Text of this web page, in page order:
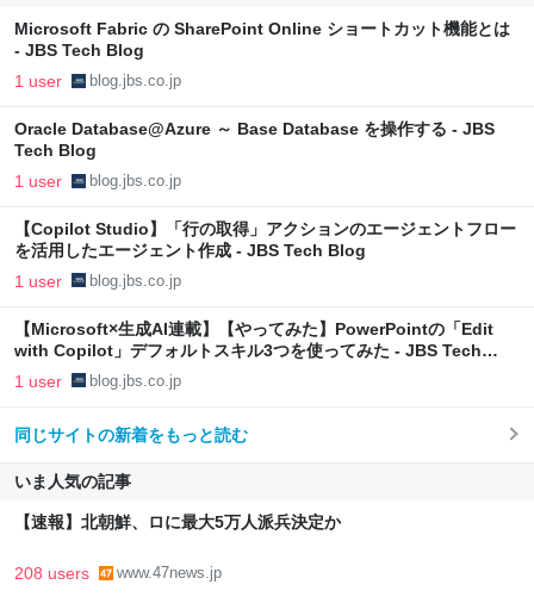
Microsoft Fabric の SharePoint Online ショートカット機能とは
- JBS Tech Blog
1 user blog.jbs.co.jp
Oracle Database@Azure ～ Base Database を操作する - JBS
Tech Blog
1 user blog.jbs.co.jp
【Copilot Studio】「行の取得」アクションのエージェントフロー
を活用したエージェント作成 - JBS Tech Blog
1 user blog.jbs.co.jp
【Microsoft×生成AI連載】【やってみた】PowerPointの「Edit
with Copilot」デフォルトスキル3つを使ってみた - JBS Tech
Blog
1 user blog.jbs.co.jp
同じサイトの新着をもっと読む
いま人気の記事
【速報】北朝鮮、ロに最大5万人派兵決定か
208 users www.47news.jp